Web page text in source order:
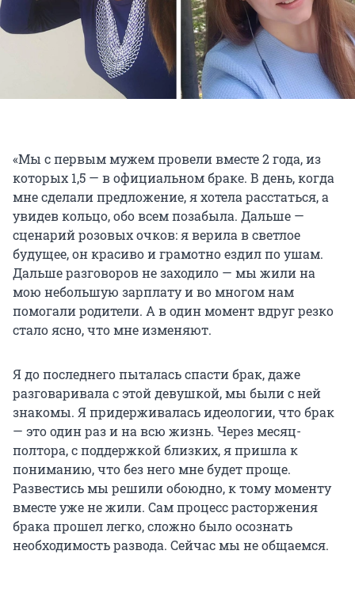
«Мы с первым мужем провели вместе 2 года, из
которых 1,5 — в официальном браке. В день, когда
мне сделали предложение, я хотела расстаться, а
увидев кольцо, обо всем позабыла. Дальше —
сценарий розовых очков: я верила в светлое
будущее, он красиво и грамотно ездил по ушам.
Дальше разговоров не заходило — мы жили на
мою небольшую зарплату и во многом нам
помогали родители. А в один момент вдруг резко
стало ясно, что мне изменяют.
Я до последнего пыталась спасти брак, даже
разговаривала с этой девушкой, мы были с ней
знакомы. Я придерживалась идеологии, что брак
— это один раз и на всю жизнь. Через месяц-
полтора, с поддержкой близких, я пришла к
пониманию, что без него мне будет проще.
Развестись мы решили обоюдно, к тому моменту
вместе уже не жили. Сам процесс расторжения
брака прошел легко, сложно было осознать
необходимость развода. Сейчас мы не общаемся.